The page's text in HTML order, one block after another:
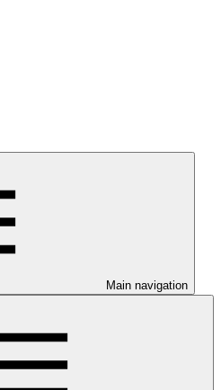
Main navigation